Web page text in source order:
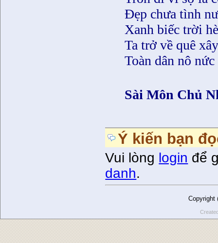
Ðẹp chưa tình
Xanh biếc trời
Ta trở về quê
Toàn dân nô
Sài Môn Chủ
Ý kiến bạn
Vui lòng login để
danh.
Copyright